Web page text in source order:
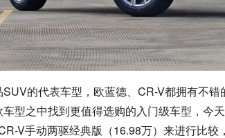
的代表车型，欧蓝德、CR-V都拥有不
型之中找到更值得选购的入门级车型，今
V手动两驱经典版（16.98万）来进行比较